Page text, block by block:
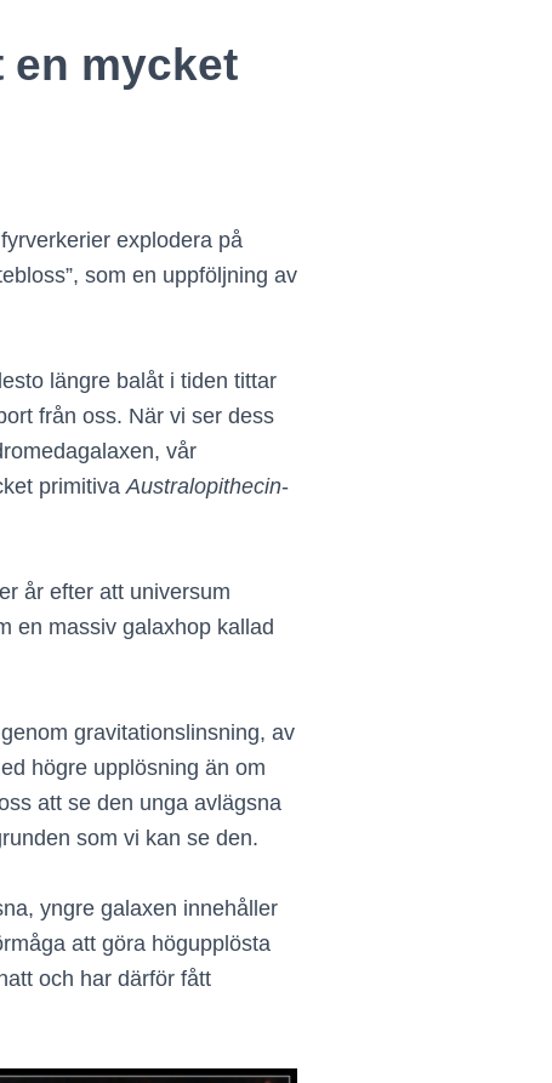
en mycket
explodera på
som en uppföljning av
längre balåt i tiden tittar
från oss. När vi ser dess
vår
primitiva Australopithecin-
år efter att universum
en massiv galaxhop kallad
gravitationslinsning, av
högre upplösning än om
att se den unga avlägsna
som vi kan se den.
yngre galaxen innehåller
att göra högupplösta
och har därför fått